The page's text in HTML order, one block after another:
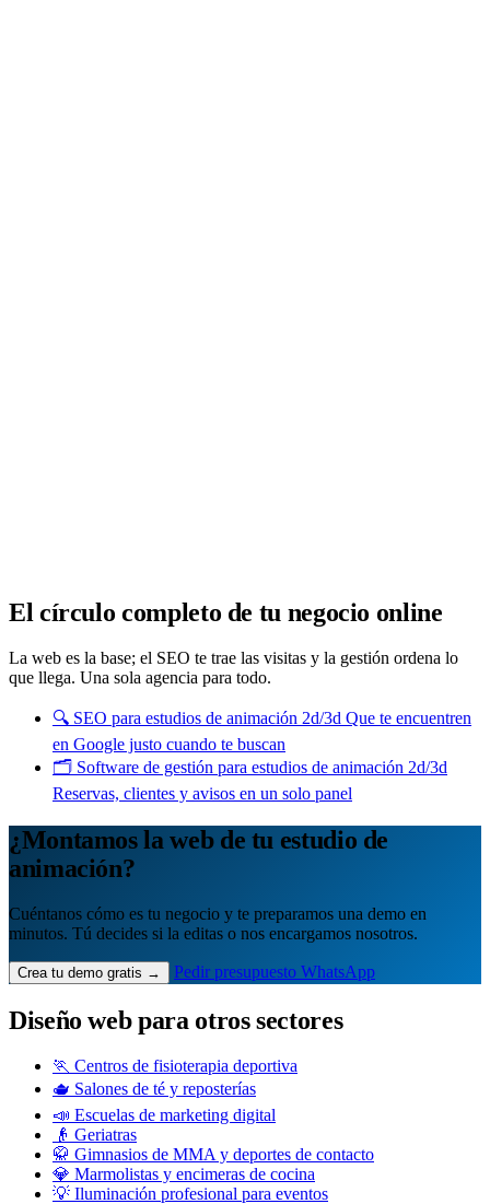
El círculo completo de tu negocio online
La web es la base; el SEO te trae las visitas y la gestión ordena lo
que llega. Una sola agencia para todo.
🔍 SEO para estudios de animación 2d/3d Que te encuentren
en Google justo cuando te buscan
🗂️ Software de gestión para estudios de animación 2d/3d
Reservas, clientes y avisos en un solo panel
¿Montamos la web de tu estudio de
animación?
Cuéntanos cómo es tu negocio y te preparamos una demo en
minutos. Tú decides si la editas o nos encargamos nosotros.
Crea tu demo gratis → Pedir presupuesto WhatsApp
Diseño web para otros sectores
🏃 Centros de fisioterapia deportiva
🫖 Salones de té y reposterías
📣 Escuelas de marketing digital
👴 Geriatras
🥋 Gimnasios de MMA y deportes de contacto
💎 Marmolistas y encimeras de cocina
💡 Iluminación profesional para eventos